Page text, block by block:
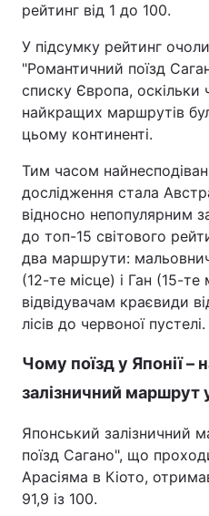
рейтинг від 1 до 100.
У підсумку рейтинг
"Романтичний поїзд
списку Європа, оскільки
найкращих маршрутів
цьому континенті.
Тим часом
дослідження стала
відносно непопулярним
до топ-15 світового
два маршрути:
(12-те місце) і Ган (15-
відвідувачам краєвиди
лісів до червоної пустелі.
Чому поїзд у Японії –
залізничний маршрут у
Японський залізничний
поїзд Сагано", що
Арасіяма в Кіото,
91,9 із 100.